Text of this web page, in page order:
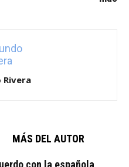
Rivera
MÁS DEL AUTOR